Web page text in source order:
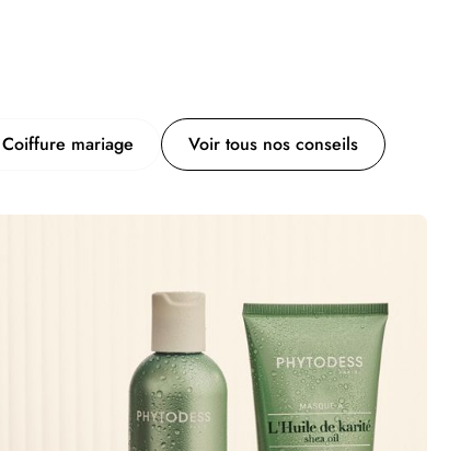
Coiffure mariage Voir tous nos conseils